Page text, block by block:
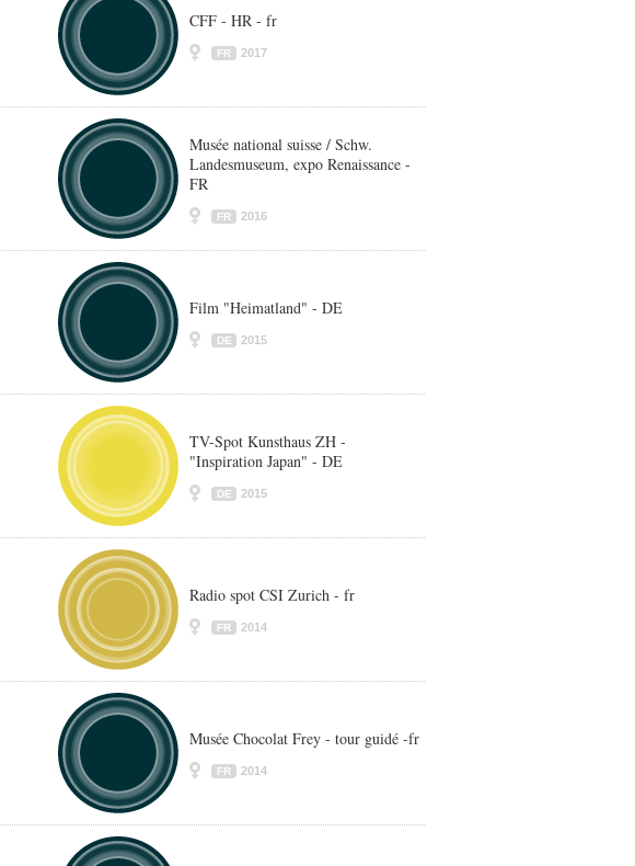
CFF - HR - fr
FR 2017
Musée national suisse / Schw.
Landesmuseum, expo Renaissance -
FR
FR 2016
Film "Heimatland" - DE
DE 2015
TV-Spot Kunsthaus ZH -
"Inspiration Japan" - DE
DE 2015
Radio spot CSI Zurich - fr
FR 2014
Musée Chocolat Frey - tour guidé -fr
FR 2014